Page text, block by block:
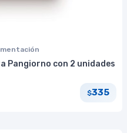
Pangiorno con 2 unidades
$335